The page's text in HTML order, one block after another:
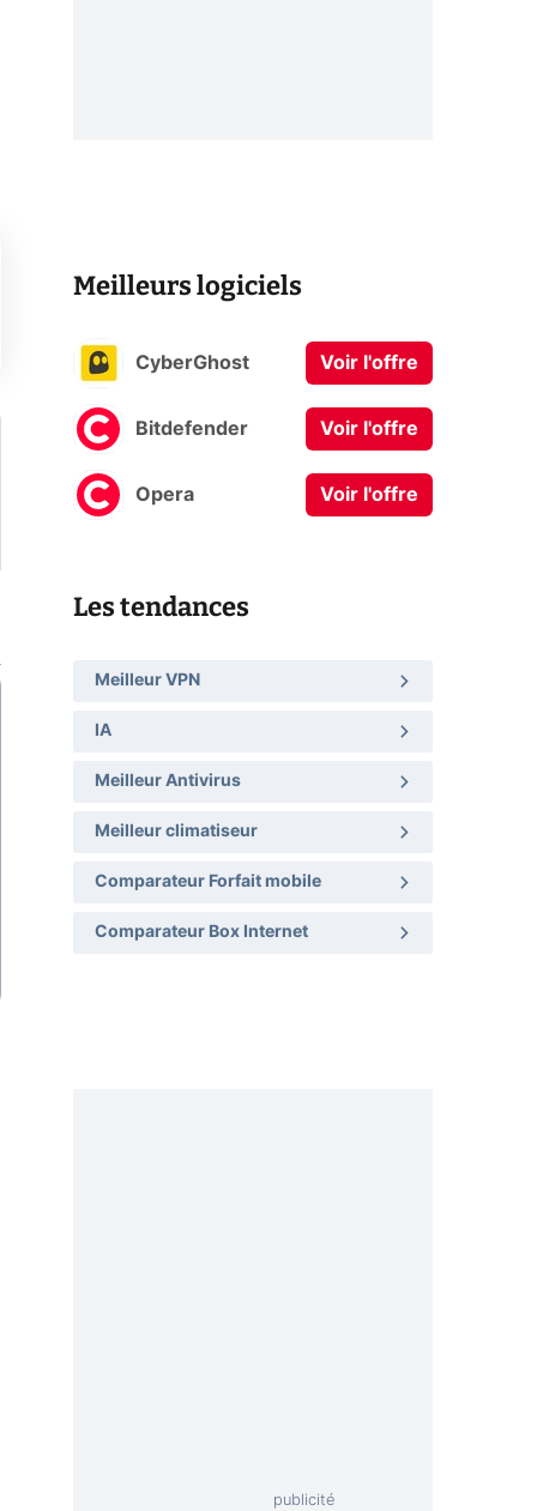
Meilleurs logiciels
CyberGhost Voir l'offre
Bitdefender Voir l'offre
Opera Voir l'offre
Les tendances
Meilleur VPN
IA
Meilleur Antivirus
Meilleur climatiseur
Comparateur Forfait mobile
Comparateur Box Internet